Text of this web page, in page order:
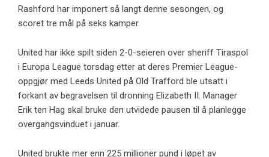
Rashford har imponert så langt denne sesongen, og
scoret tre mål på seks kamper.
United har ikke spilt siden 2-0-seieren over sheriff Tiraspol
i Europa League torsdag etter at deres Premier League-
oppgjør med Leeds United på Old Trafford ble utsatt i
forkant av begravelsen til dronning Elizabeth II. Manager
Erik ten Hag skal bruke den utvidede pausen til å planlegge
overgangsvinduet i januar.
United brukte mer enn 225 millioner pund i løpet av